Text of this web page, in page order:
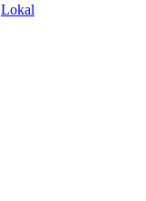
Lokal